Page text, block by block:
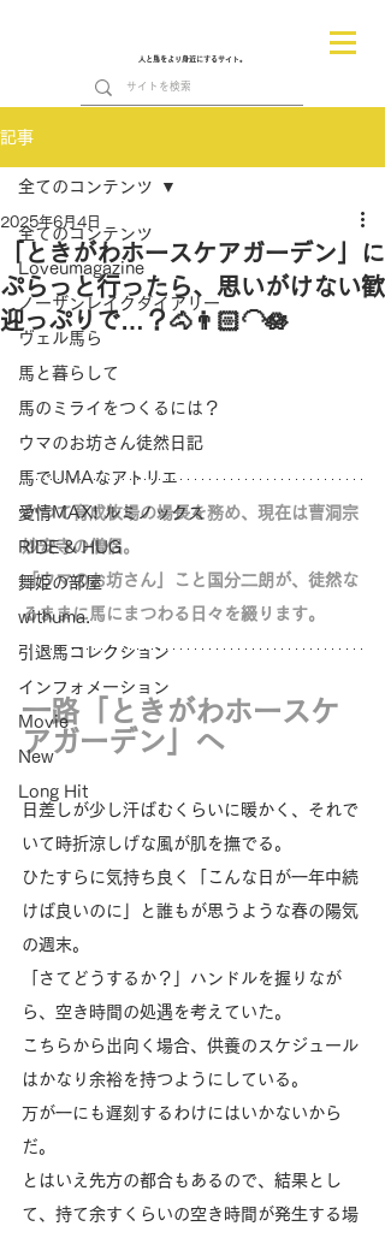
人と馬をより身近にするサイト。
記事
全てのコンテンツ
Loveumagazine
ノーザンレイクダイアリー
ヴェル馬ら
馬と暮らして
馬のミライをつくるには？
ウマのお坊さん徒然日記
馬でUMAなアトリエ
愛情MAX! ルミノックス
RIDE & HUG
舞姫の部屋
withuma.
引退馬コレクション
インフォメーション
Movie
New
Long Hit
全てのコンテンツ
「ときがわホースケアガーデン」に
ぷらっと行ったら、思いがけない歓
迎っぷりで…？🐴👨🏻‍🦲🪷
2025年6月4日
かつて育成牧場の場長を務め、現在は曹洞宗
妙安寺の僧侶。
「ウマのお坊さん」こと国分二朗が、徒然な
るままに馬にまつわる日々を綴ります。
一路「ときがわホースケ
アガーデン」へ
日差しが少し汗ばむくらいに暖かく、それで
いて時折涼しげな風が肌を撫でる。
ひたすらに気持ち良く「こんな日が一年中続
けば良いのに」と誰もが思うような春の陽気
の週末。
「さてどうするか？」ハンドルを握りなが
ら、空き時間の処遇を考えていた。
こちらから出向く場合、供養のスケジュール
はかなり余裕を持つようにしている。
万が一にも遅刻するわけにはいかないから
だ。
とはいえ先方の都合もあるので、結果とし
て、持て余すくらいの空き時間が発生する場